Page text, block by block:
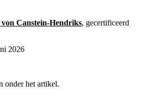
von Canstein-Hendriks, gecertificeerd
2026
onder het artikel.